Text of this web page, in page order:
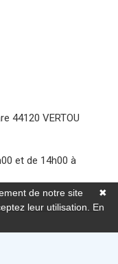
44120 VERTOU
et de 14h00 à
✖
de notre site
leur utilisation. En